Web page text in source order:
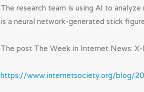
The research team is using AI to
is a neural network-generated stick
The post The Week in Internet News:
https://www.internetsociety.org/blog/